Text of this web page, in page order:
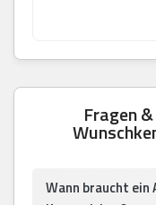
Fragen
Wann braucht ein